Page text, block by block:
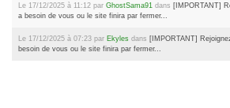
Le 17/12/2025 à 11:12 par GhostSama91 dans [IMPORTANT]
a besoin de vous ou le site finira par fermer...
Le 17/12/2025 à 07:23 par Ekyles dans [IMPORTANT]
besoin de vous ou le site finira par fermer...